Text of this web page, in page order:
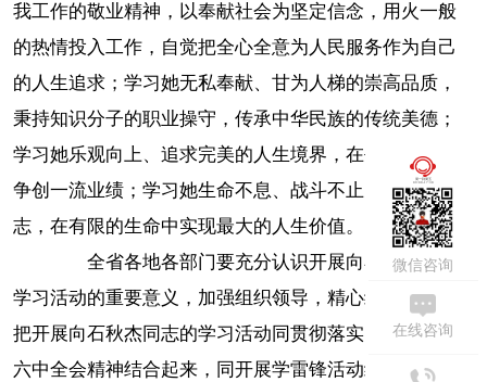
我工作的敬业精神，以奉献社会为坚定信念，用火一般
的热情投入工作，自觉把全心全意为人民服务作为自己
的人生追求；学习她无私奉献、甘为人梯的崇高品质，
秉持知识分子的职业操守，传承中华民族的传统美德；
学习她乐观向上、追求完美的人生境界，在平凡的岗位
争创一流业绩；学习她生命不息、战斗不止的坚强意
志，在有限的生命中实现最大的人生价值。
全省各地各部门要充分认识开展向石秋杰同志
学习活动的重要意义，加强组织领导，精心组织实施，
把开展向石秋杰同志的学习活动同贯彻落实党的十七届
六中全会精神结合起来，同开展学雷锋活动结合起来，
周一到周五
09:00-17:30
微信咨询
在线咨询